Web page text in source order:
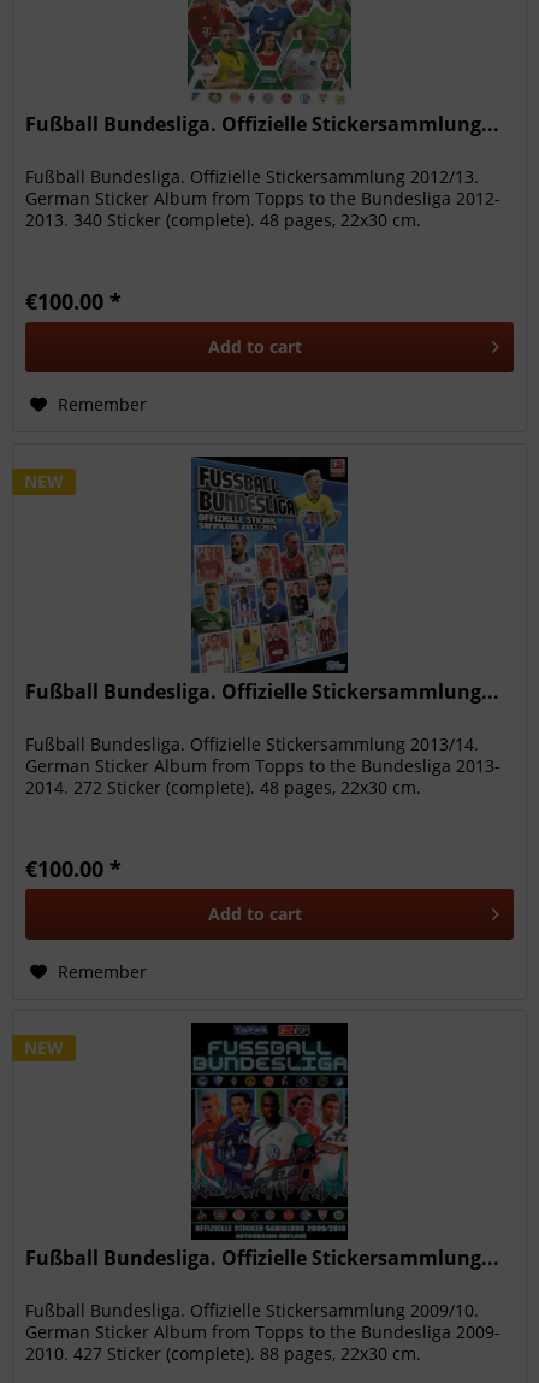
Fußball Bundesliga. Offizielle Stickersammlung...
Fußball Bundesliga. Offizielle Stickersammlung 2012/13.
German Sticker Album from Topps to the Bundesliga 2012-
2013. 340 Sticker (complete). 48 pages, 22x30 cm.
€100.00 *
Add to cart
Remember
NEW
Fußball Bundesliga. Offizielle Stickersammlung...
Fußball Bundesliga. Offizielle Stickersammlung 2013/14.
German Sticker Album from Topps to the Bundesliga 2013-
2014. 272 Sticker (complete). 48 pages, 22x30 cm.
€100.00 *
Add to cart
Remember
NEW
Fußball Bundesliga. Offizielle Stickersammlung...
Fußball Bundesliga. Offizielle Stickersammlung 2009/10.
German Sticker Album from Topps to the Bundesliga 2009-
2010. 427 Sticker (complete). 88 pages, 22x30 cm.